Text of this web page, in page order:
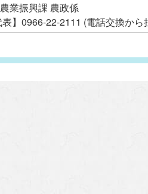
業振興課 農政係
表】0966-22-2111 (電話交換か